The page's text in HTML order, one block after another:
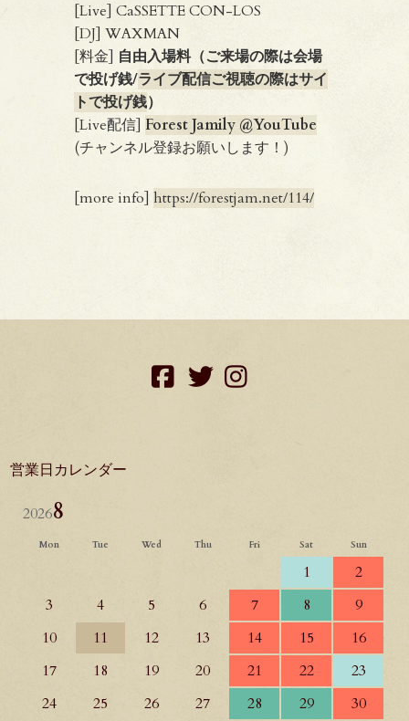
[Live] CaSSETTE CON-LOS
[DJ] WAXMAN
[料金] 自由入場料（ご来場の際は会場
で投げ銭/ライブ配信ご視聴の際はサイ
トで投げ銭）
[Live配信] Forest Jamily @YouTube
(チャンネル登録お願いします！)
[more info] https://forestjam.net/114/
営業日カレンダー
20268
Mon Tue Wed Thu Fri Sat Sun
1
2
3
4 5 6 7 8
9
10
11 12 13 14 15
16
17
18 19 20 21 22
23
24
25 26 27 28 29
30